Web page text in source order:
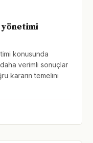
yönetimi
konusunda
verimli sonuçlar
kararın temelini